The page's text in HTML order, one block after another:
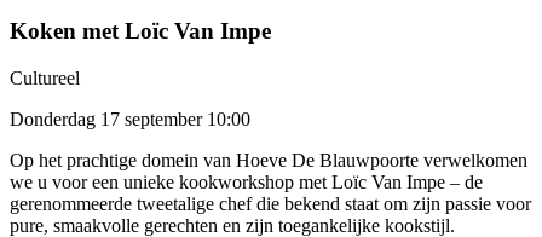
Koken met Loïc Van Impe
Cultureel
Donderdag 17 september 10:00
Op het prachtige domein van Hoeve De Blauwpoorte verwelkomen
we u voor een unieke kookworkshop met Loïc Van Impe – de
gerenommeerde tweetalige chef die bekend staat om zijn passie voor
pure, smaakvolle gerechten en zijn toegankelijke kookstijl.